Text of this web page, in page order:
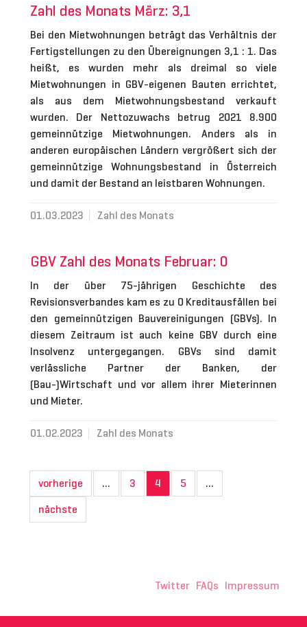
Zahl des Monats März: 3,1
Bei den Mietwohnungen beträgt das Verhältnis der
Fertigstellungen zu den Übereignungen 3,1 : 1. Das
heißt, es wurden mehr als dreimal so viele
Mietwohnungen in GBV-eigenen Bauten errichtet,
als aus dem Mietwohnungsbestand verkauft
wurden. Der Nettozuwachs betrug 2021 8.900
gemeinnützige Mietwohnungen. Anders als in
anderen europäischen Ländern vergrößert sich der
gemeinnützige Wohnungsbestand in Österreich
und damit der Bestand an leistbaren Wohnungen.
01.03.2023 Zahl des Monats
GBV Zahl des Monats Februar: 0
In der über 75-jährigen Geschichte des
Revisionsverbandes kam es zu 0 Kreditausfällen bei
den gemeinnützigen Bauvereinigungen (GBVs). In
diesem Zeitraum ist auch keine GBV durch eine
Insolvenz untergegangen. GBVs sind damit
verlässliche Partner der Banken, der
(Bau-)Wirtschaft und vor allem ihrer Mieterinnen
und Mieter.
01.02.2023 Zahl des Monats
vorherige … 3 4 5
…
nächste
Twitter FAQs Impressum